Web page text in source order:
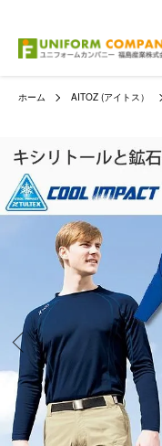
ホーム AITOZ (アイトス）